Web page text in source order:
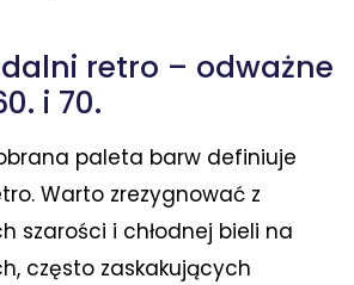
retro – odważne
i 70.
paleta barw definiuje
Warto zrezygnować z
szarości i chłodnej bieli na
często zaskakujących